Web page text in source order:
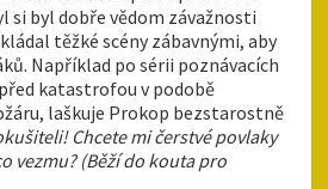
si byl dobře vědom závažnosti
těžké scény zábavnými, aby
Například po sérii poznávacích
katastrofou v podobě
laškuje Prokop bezstarostně
Chcete mi čerstvé povlaky
vezmu? (Běží do kouta pro